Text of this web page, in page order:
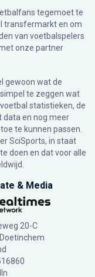
tegemoet te
transfermarkt en om
van voetbalspelers
onze partner
gewoon wat de
te zeggen wat
statistieken, de
data en nog meer
te kunnen passen.
SciSports, in staat
doen en dat voor alle
& Media
20-C